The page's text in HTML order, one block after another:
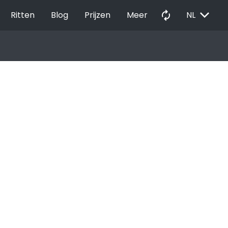
Ritten Blog Prijzen Meer autorenew NL EXPAND_MORE